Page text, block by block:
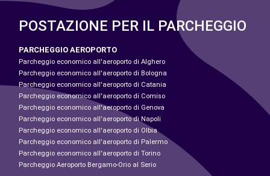
POSTAZIONE PER IL PARCHEGGIO
PARCHEGGIO AEROPORTO
Parcheggio economico all'aeroporto di Alghero
Parcheggio economico all'aeroporto di Bologna
Parcheggio economico all'aeroporto di Catania
Parcheggio economico all'aeroporto di Comiso
Parcheggio economico all'aeroporto di Genova
Parcheggio economico all'aeroporto di Napoli
Parcheggio economico all'aeroporto di Olbia
Parcheggio economico all'aeroporto di Palermo
Parcheggio economico all'aeroporto di Torino
Parcheggio Aeroporto Bergamo-Orio al Serio